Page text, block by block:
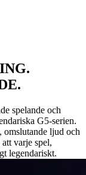
spelande och
G5-serien.
ljud och
varje spel,
legendariskt.